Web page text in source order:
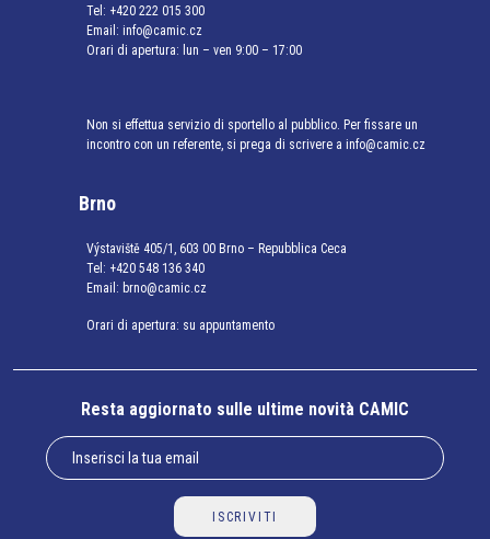
Tel: +420 222 015 300
Email: info@camic.cz
Orari di apertura: lun – ven 9:00 – 17:00
Non si effettua servizio di sportello al pubblico. Per fissare un
incontro con un referente, si prega di scrivere a info@camic.cz
Brno
Výstaviště 405/1, 603 00 Brno – Repubblica Ceca
Tel: +420 548 136 340
Email: brno@camic.cz
Orari di apertura: su appuntamento
Resta aggiornato sulle ultime novità CAMIC
ISCRIVITI